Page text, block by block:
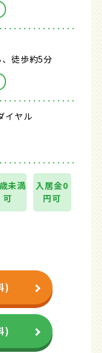
徒歩約5分
イヤル
未満
可
入居金0
円可
)
)